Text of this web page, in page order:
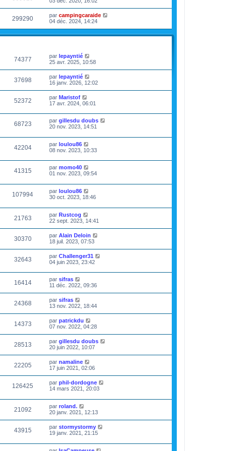
299290 par campingcaraide
04 déc. 2024, 14:24
74377 par lepayntié
25 avr. 2025, 10:58
37698 par lepayntié
16 janv. 2026, 12:02
52372 par Maristof
17 avr. 2024, 06:01
68723 par gillesdu doubs
20 nov. 2023, 14:51
42204 par loulou86
08 nov. 2023, 10:33
41315 par momo40
01 nov. 2023, 09:54
107994 par loulou86
30 oct. 2023, 18:46
21763 par Rustcog
22 sept. 2023, 14:41
30370 par Alain Deloin
18 juil. 2023, 07:53
32643 par Challenger31
04 juin 2023, 23:42
16414 par sifras
11 déc. 2022, 09:36
24368 par sifras
13 nov. 2022, 18:44
14373 par patrickdu
07 nov. 2022, 04:28
28513 par gillesdu doubs
20 juin 2022, 10:07
22205 par namaline
17 juin 2021, 02:06
126425 par phil-dordogne
14 mars 2021, 20:03
21092 par roland.
20 janv. 2021, 12:13
43915 par stormystormy
19 janv. 2021, 21:15